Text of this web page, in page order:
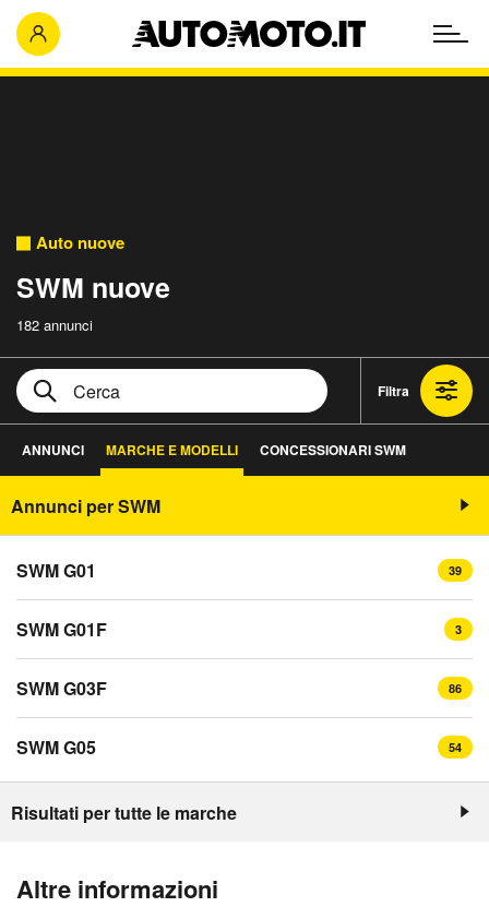
Auto nuove
SWM nuove
182 annunci
Filtra
ANNUNCI MARCHE E MODELLI CONCESSIONARI SWM
Annunci per SWM
SWM G01 39
SWM G01F 3
SWM G03F 86
SWM G05 54
Risultati per tutte le marche
Altre informazioni